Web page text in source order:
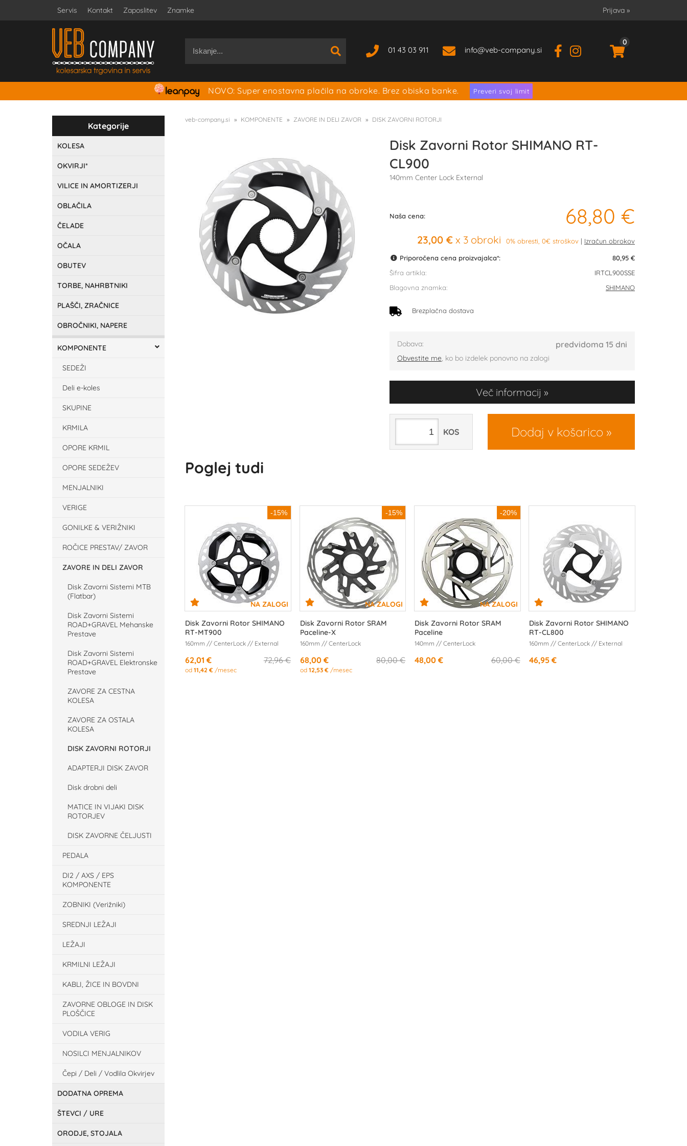
Servis Kontakt Zaposlitev Znamke Prijava »
01 43 03 911 info veb-company.si
0
NOVO: Super enostavna plačila na obroke. Brez obiska banke. Preveri svoj limit
Kategorije
KOLESA
OKVIRJI*
VILICE IN AMORTIZERJI
OBLAČILA
ČELADE
OČALA
OBUTEV
TORBE, NAHRBTNIKI
PLAŠČI, ZRAČNICE
OBROČNIKI, NAPERE
KOMPONENTE
SEDEŽI
Deli e-koles
SKUPINE
KRMILA
OPORE KRMIL
OPORE SEDEŽEV
MENJALNIKI
VERIGE
GONILKE & VERIŽNIKI
ROČICE PRESTAV/ ZAVOR
ZAVORE IN DELI ZAVOR
Disk Zavorni Sistemi MTB
(Flatbar)
Disk Zavorni Sistemi
ROAD+GRAVEL Mehanske
Prestave
Disk Zavorni Sistemi
ROAD+GRAVEL Elektronske
Prestave
ZAVORE ZA CESTNA
KOLESA
ZAVORE ZA OSTALA
KOLESA
DISK ZAVORNI ROTORJI
ADAPTERJI DISK ZAVOR
Disk drobni deli
MATICE IN VIJAKI DISK
ROTORJEV
DISK ZAVORNE ČELJUSTI
PEDALA
DI2 / AXS / EPS
KOMPONENTE
ZOBNIKI (Verižniki)
SREDNJI LEŽAJI
LEŽAJI
KRMILNI LEŽAJI
KABLI, ŽICE IN BOVDNI
ZAVORNE OBLOGE IN DISK
PLOŠČICE
VODILA VERIG
NOSILCI MENJALNIKOV
Čepi / Deli / Vodlila Okvirjev
DODATNA OPREMA
ŠTEVCI / URE
ORODJE, STOJALA
veb-company.si KOMPONENTE ZAVORE IN DELI ZAVOR DISK ZAVORNI ROTORJI
Disk Zavorni Rotor SHIMANO RT-
CL900
140mm Center Lock External
Naša cena: 68,80 €
23,00 € x 3 obroki 0% obresti, 0€ stroškov
Priporočena cena proizvajalca*:
80,95 €
Šifra artikla:
IRTCL900SSE
Blagovna znamka:
SHIMANO
Brezplačna dostava
Dobava: predvidoma 15 dni
Obvestite me, ko bo izdelek ponovno na zalogi
Več informacij
Dodaj v košarico
KOS
Poglej tudi
-15%
Disk Zavorni Rotor SHIMANO
RT-MT900
160mm // CenterLock // External
72,96 €
62,01 €
od11,42 € /mesec
-15%
Disk Zavorni Rotor SRAM
Paceline-X
160mm // CenterLock
80,00 €
68,00 €
od 12,53 € /mesec
-20%
Disk Zavorni Rotor SRAM
Paceline
140mm // CenterLock
60,00 €
48,00 €
Disk Zavorni Rotor SHIMANO
RT-CL800
160mm // CenterLock // External
46,95 €